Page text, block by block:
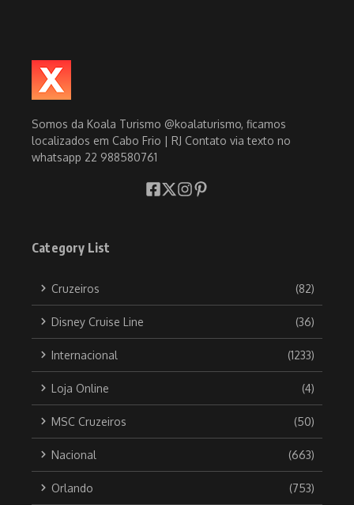
Somos da Koala Turismo @koalaturismo, ficamos
localizados em Cabo Frio | RJ Contato via texto no
whatsapp 22 988580761
Category List
Cruzeiros (82)
Disney Cruise Line (36)
Internacional (1233)
Loja Online (4)
MSC Cruzeiros (50)
Nacional (663)
Orlando (753)